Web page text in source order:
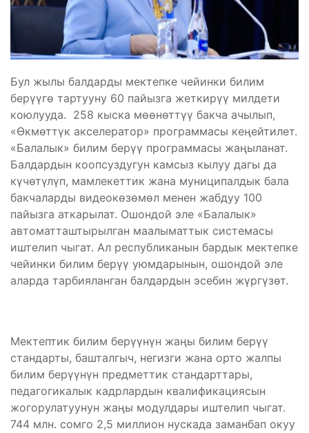
Бул жылы балдарды мектепке чейинки билим
берүүгө тартууну 60 пайызга жеткирүү милдети
коюлууда. 258 кыска мөөнөттүү бакча ачылып,
«Өкмөттүк акселератор» программасы кеңейтилет.
«Балалык» билим берүү программасы жаңыланат.
Балдардын коопсуздугун камсыз кылуу дагы да
күчөтүлүп, мамлекеттик жана муниципалдык бала
бакчаларды видеокөзөмөл менен жабдуу 100
пайызга аткарылат. Ошондой эле «Балалык»
автоматташтырылган маалыматтык системасы
иштелип чыгат. Ал республиканын бардык мектепке
чейинки билим берүү уюмдарынын, ошондой эле
аларда тарбияланган балдардын эсебин жүргүзөт.
Мектептик билим берүүнүн жаңы билим берүү
стандарты, башталгыч, негизги жана орто жалпы
билим берүүнүн предметтик стандарттары,
педагогикалык кадрлардын квалификациясын
жогорулатуунун жаңы модулдары иштелип чыгат.
744 млн. сомго 2,5 миллион нускада заманбап окуу